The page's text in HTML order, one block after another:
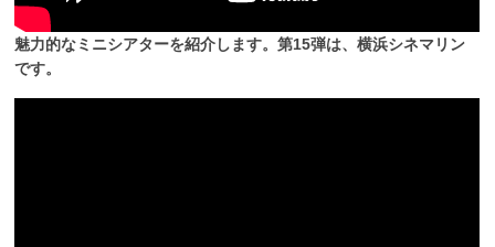
魅力的なミニシアターを紹介します。第15弾は、横浜シネマリン
です。